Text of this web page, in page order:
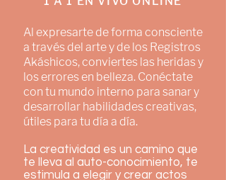
Al expresarte de forma consciente
a través del arte y de los Registros
Akáshicos, conviertes las heridas y
los errores en belleza. Conéctate
con tu mundo interno para sanar y
desarrollar habilidades creativas,
útiles para tu día a día.
La creatividad es un camino que
te lleva al auto-conocimiento, te
estimula a elegir y crear actos